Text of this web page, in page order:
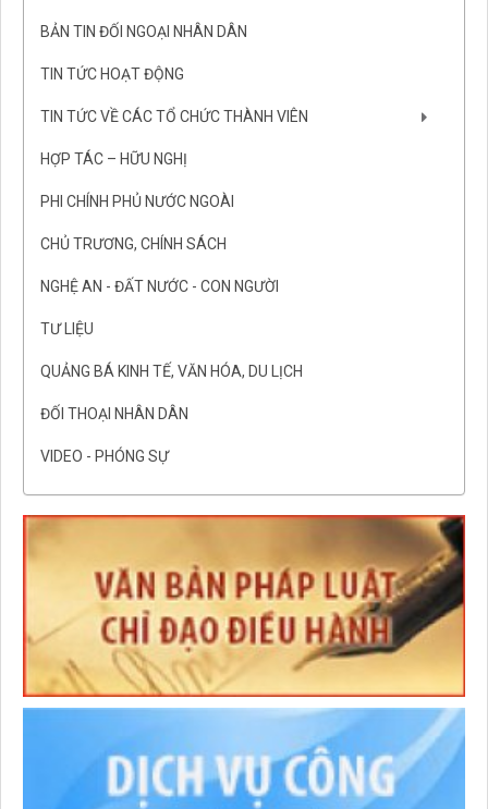
BẢN TIN ĐỐI NGOẠI NHÂN DÂN
TIN TỨC HOẠT ĐỘNG
TIN TỨC VỀ CÁC TỔ CHỨC THÀNH VIÊN
HỢP TÁC – HỮU NGHỊ
PHI CHÍNH PHỦ NƯỚC NGOÀI
CHỦ TRƯƠNG, CHÍNH SÁCH
NGHỆ AN - ĐẤT NƯỚC - CON NGƯỜI
TƯ LIỆU
QUẢNG BÁ KINH TẾ, VĂN HÓA, DU LỊCH
ĐỐI THOẠI NHÂN DÂN
VIDEO - PHÓNG SỰ